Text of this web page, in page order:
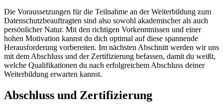
Die Voraussetzungen für die Teilnahme an der Weiterbildung zum
Datenschutzbeauftragten sind also sowohl akademischer als auch
persönlicher Natur. Mit den richtigen Vorkenntnissen und einer
hohen Motivation kannst du dich optimal auf diese spannende
Herausforderung vorbereiten. Im nächsten Abschnitt werden wir uns
mit dem Abschluss und der Zertifizierung befassen, damit du weißt,
welche Qualifikationen du nach erfolgreichem Abschluss deiner
Weiterbildung erwarten kannst.
Abschluss und Zertifizierung